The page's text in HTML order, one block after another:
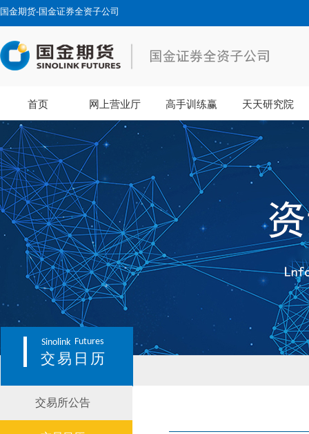
国金期货-国金证券全资子公司
首页 网上营业厅 高手训练赢 天天研究院
Sinolink Futures
交易日历
交易所公告